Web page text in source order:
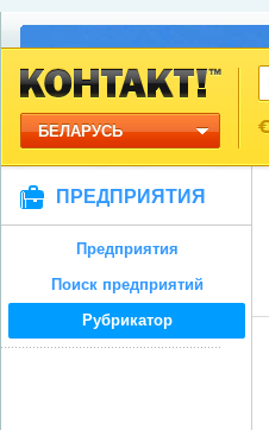
БЕЛАРУСЬ
ПРЕДПРИЯТИЯ
Предприятия
Поиск предприятий
Рубрикатор